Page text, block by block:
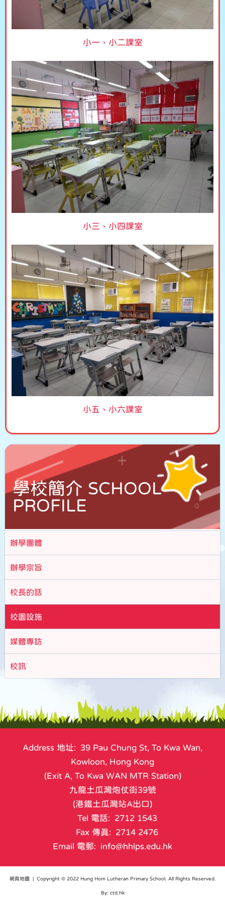
小一、小二課室
小三、小四課室
小五、小六課室
學校簡介 SCHOOL
PROFILE
辦學團體
辦學宗旨
校長的話
校園設施
媒體專訪
校訊
Address 地址: 39 Pau Chung St, To Kwa Wan,
Kowloon, Hong Kong
(Exit A, To Kwa WAN MTR Station)
九龍土瓜灣炮仗街39號
(港鐵土瓜灣站A出口)
Tel 電話: 2712 1543
Fax 傳真: 2714 2476
Email 電郵: info@hhlps.edu.hk
網頁地圖 | Copyright © 2022 Hung Hom Lutheran Primary School. All Rights Reserved.
By: ctd.hk